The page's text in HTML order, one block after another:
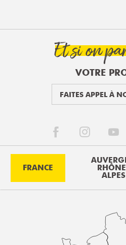
Et si on
VOTRE
FAITES APPEL À
FRANCE
ALPES